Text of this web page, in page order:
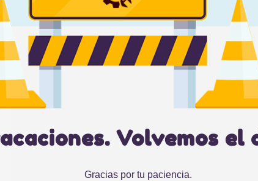
Volvemos el
Gracias por tu paciencia.